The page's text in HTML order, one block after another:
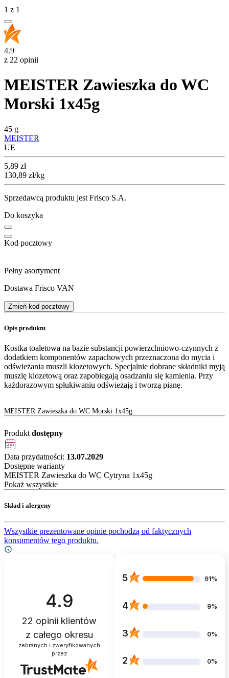
1 z 1
4.9
z 22 opinii
MEISTER Zawieszka do WC
Morski 1x45g
45 g
MEISTER
UE
Cena
5,89 zł
130,89 zł/kg
Sprzedawcą produktu jest Frisco S.A.
Do koszyka
Kod pocztowy
Pełny asortyment
Dostawa Frisco VAN
Zmień kod pocztowy
Opis produktu
Kostka toaletowa na bazie substancji powierzchniowo-czynnych z
dodatkiem komponentów zapachowych przeznaczona do mycia i
odświeżania muszli klozetowych. Specjalnie dobrane składniki myją
muszlę klozetową oraz zapobiegają osadzaniu się kamienia. Przy
każdorazowym spłukiwaniu odświeżają i tworzą pianę.
MEISTER Zawieszka do WC Morski 1x45g
Produkt dostępny
Data przydatności: 13.07.2029
Dostępne warianty
MEISTER Zawieszka do WC Cytryna 1x45g
Pokaż wszystkie
Skład i alergeny
Wszystkie prezentowane opinie pochodzą od faktycznych
konsumentów tego produktu.
4.9
22 opinii klientów
z całego okresu
zebranych i zweryfikowanych
przez
5 91%
4 9%
3 0%
2 0%